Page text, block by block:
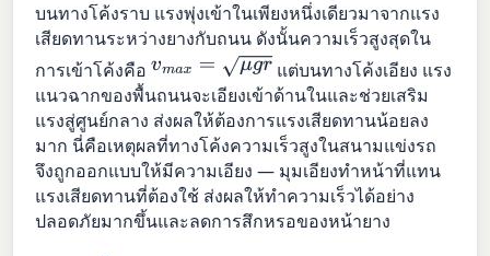
บนทางโค้งราบ แรงพุ่งเข้าในเพียงหนึ่งเดียวมาจากแรง
เสียดทานระหว่างยางกับถนน ดังนั้นความเร็วสูงสุดใน
การเข้าโค้งคือvmax =μ gr
แต่บนทางโค้งเอียง แรง
แนวฉากของพื้นถนนจะเอียงเข้าด้านในและช่วยเสริม
แรงสู่ศูนย์กลาง ส่งผลให้ต้องการแรงเสียดทานน้อยลง
มาก นี่คือเหตุผลที่ทางโค้งความเร็วสูงในสนามแข่งรถ
จึงถูกออกแบบให้มีความเอียง — มุมเอียงทำหน้าที่แทน
แรงเสียดทานที่ต้องใช้ ส่งผลให้ทำความเร็วได้อย่าง
ปลอดภัยมากขึ้นและลดการสึกหรอของหน้ายาง